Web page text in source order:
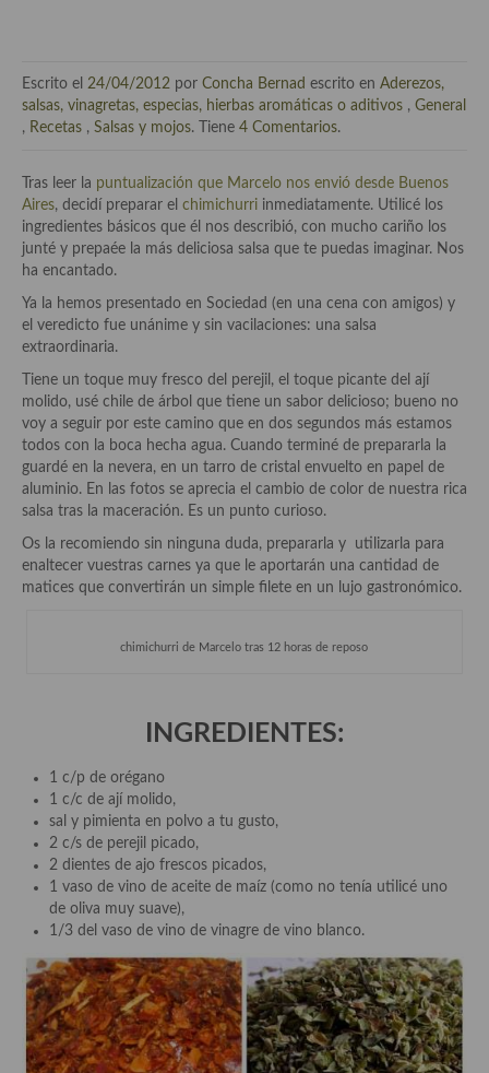
El mundo del vino y las bebidas
En la mesa: menaje, vajilla, técnicas de emplatado, decoración
Especias, hierbas, condimentos, espesantes y aditivos
Historia de la gastronomía, platos celebres, cocineros, críticos,
historias culinarias y otras cosas
Origen y evolución de la comida
Protocolo y buenas maneras.
Ocio – restaurantes, bares, tabernas
Viajes eno-gastro-turísticos
En El Candelero
Las opiniones de la «Cocinera»
Aderezos, salsas, vinagretas, especias, hierbas aromáticas o
aditivos
Especias, mezclas de especias
Hierbas aromáticas
Aceites
Mojos y pastas
Sales y polvos
Salsas y mojos
Escrito el 24/04/2012 por Concha Bernad escrito en Aderezos,
salsas, vinagretas, especias, hierbas aromáticas o aditivos , General
, Recetas , Salsas y mojos. Tiene 4 Comentarios.
Tras leer la puntualización que Marcelo nos envió desde Buenos
Aires, decidí preparar el chimichurri inmediatamente. Utilicé los
ingredientes básicos que él nos describió, con mucho cariño los
junté y prepaée la más deliciosa salsa que te puedas imaginar. Nos
ha encantado.
Ya la hemos presentado en Sociedad (en una cena con amigos) y
el veredicto fue unánime y sin vacilaciones: una salsa
extraordinaria.
Tiene un toque muy fresco del perejil, el toque picante del ají
molido, usé chile de árbol que tiene un sabor delicioso; bueno no
voy a seguir por este camino que en dos segundos más estamos
todos con la boca hecha agua. Cuando terminé de prepararla la
guardé en la nevera, en un tarro de cristal envuelto en papel de
aluminio. En las fotos se aprecia el cambio de color de nuestra rica
salsa tras la maceración. Es un punto curioso.
Os la recomiendo sin ninguna duda, prepararla y utilizarla para
enaltecer vuestras carnes ya que le aportarán una cantidad de
matices que convertirán un simple filete en un lujo gastronómico.
chimichurri de Marcelo tras 12 horas de reposo
INGREDIENTES:
1 c/p de orégano
1 c/c de ají molido,
sal y pimienta en polvo a tu gusto,
2 c/s de perejil picado,
2 dientes de ajo frescos picados,
1 vaso de vino de aceite de maíz (como no tenía utilicé uno
de oliva muy suave),
1/3 del vaso de vino de vinagre de vino blanco.